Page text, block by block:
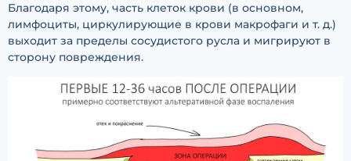
Благодаря этому, часть клеток крови (в основном,
лимфоциты, циркулирующие в крови макрофаги и т. д.)
выходит за пределы сосудистого русла и мигрируют в
сторону повреждения.